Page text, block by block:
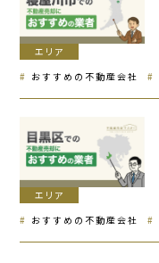
エリア
おすすめの不動産会社
エリア
おすすめの不動産会社